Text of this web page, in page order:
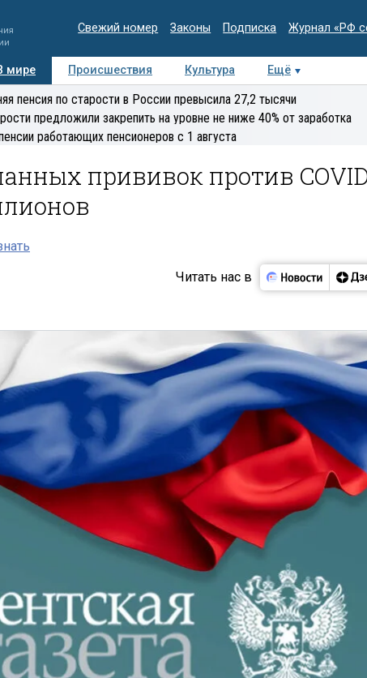
Свежий номер Законы Подписка Журнал «РФ
мире Происшествия Культура Ещё
Медиацентр Интервью Колумнисты
пенсия по старости в России превысила 27,2 тысячи
предложили закрепить на уровне не ниже 40% от заработка
работающих пенсионеров с 1 августа
прививок против
Читать нас в